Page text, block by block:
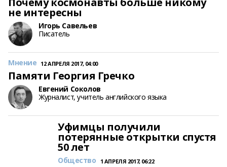
не интересны
Игорь Савельев
Писатель
Памяти Георгия Гречко
Мнение 12 АПРЕЛЯ 2017, 04:00
Евгений Соколов
Журналист, учитель английского языка
Уфимцы получили
потерянные открытки спустя
50 лет
Общество 1 АПРЕЛЯ 2017, 06:22